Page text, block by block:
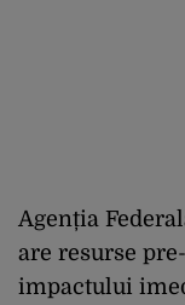
Agenția
are resurse
impactului